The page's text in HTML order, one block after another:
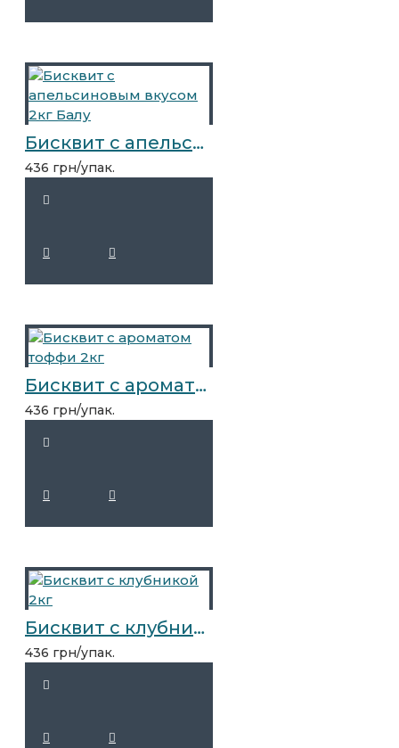
Бисквит с апельсиновым вкусом 2кг Балу
436 грн/упак.
Бисквит с ароматом тоффи 2кг
436 грн/упак.
Бисквит с клубникой 2кг
436 грн/упак.